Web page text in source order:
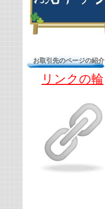
お取引先のページの紹介
リンクの輪